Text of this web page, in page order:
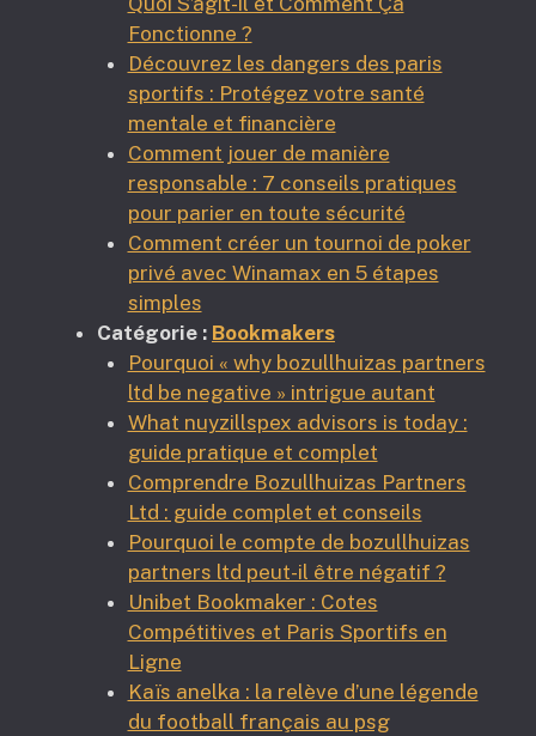
Fonctionne ?
Découvrez les dangers des paris
sportifs : Protégez votre santé
mentale et financière
Comment jouer de manière
responsable : 7 conseils pratiques
pour parier en toute sécurité
Comment créer un tournoi de poker
privé avec Winamax en 5 étapes
simples
Catégorie : Bookmakers
Pourquoi « why bozullhuizas partners
ltd be negative » intrigue autant
What nuyzillspex advisors is today :
guide pratique et complet
Comprendre Bozullhuizas Partners
Ltd : guide complet et conseils
Pourquoi le compte de bozullhuizas
partners ltd peut-il être négatif ?
Unibet Bookmaker : Cotes
Compétitives et Paris Sportifs en
Ligne
Kaïs anelka : la relève d’une légende
du football français au psg